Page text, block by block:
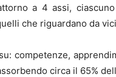
a 4 assi,
che riguardano da
competenze,
circa il 65%